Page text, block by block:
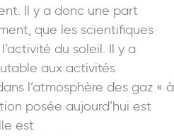
Il y a donc une part
que les scientifiques
du soleil. Il y a
aux activités
l’atmosphère des gaz « à
posée aujourd’hui est
est